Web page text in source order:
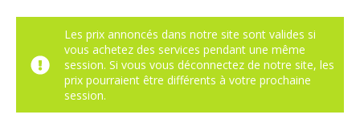
Les prix annoncés dans notre site sont valides si
vous achetez des services pendant une même
session. Si vous vous déconnectez de notre site, les
prix pourraient être différents à votre prochaine
session.